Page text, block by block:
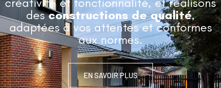
desconstructions de qualité,
adaptées à vos attentes et conformes
aux normes.
EN SAVOIR PLUS